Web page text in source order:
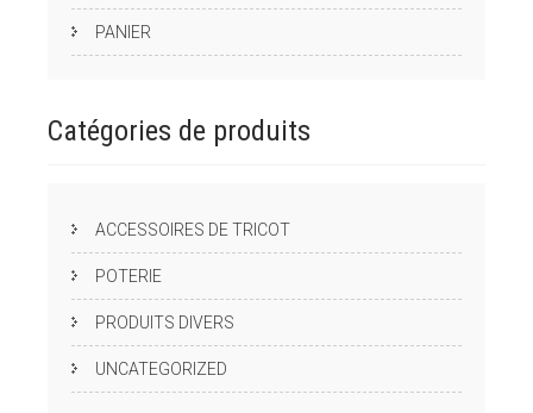
PANIER
Catégories de produits
ACCESSOIRES DE TRICOT
POTERIE
PRODUITS DIVERS
UNCATEGORIZED